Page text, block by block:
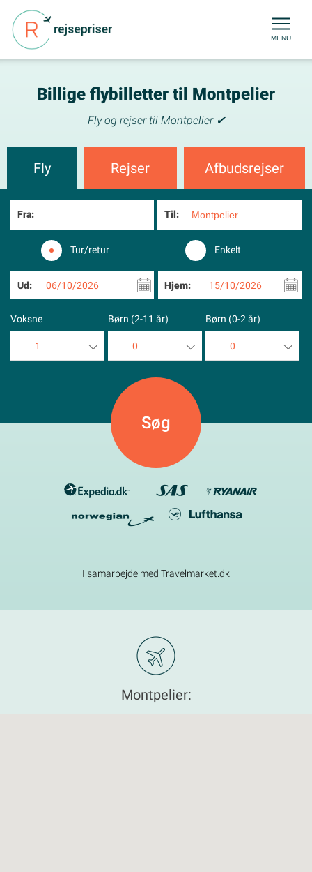
MENU
Billige flybilletter til Montpelier
Fly og rejser til Montpelier ✔
Fly Rejser Afbudsrejser
Fra: Til:
Tur/retur Enkelt
Ud: 06/10/2026 Hjem: 15/10/2026
Voksne
1
Børn (2-11 år)
0
5
Børn (0-2 år)
0
I samarbejde med Travelmarket.dk
Montpelier: